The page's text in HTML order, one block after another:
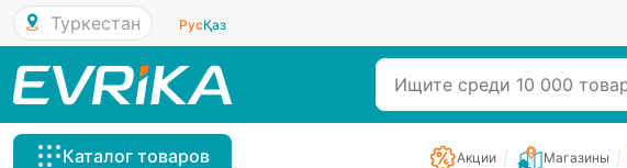
Туркестан РусҚаз
Каталог товаров Акции Магазины